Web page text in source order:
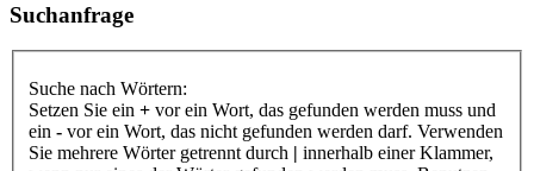
Suchanfrage
Suche nach Wörtern:
Setzen Sie ein + vor ein Wort, das gefunden werden muss und
ein - vor ein Wort, das nicht gefunden werden darf. Verwenden
Sie mehrere Wörter getrennt durch | innerhalb einer Klammer,